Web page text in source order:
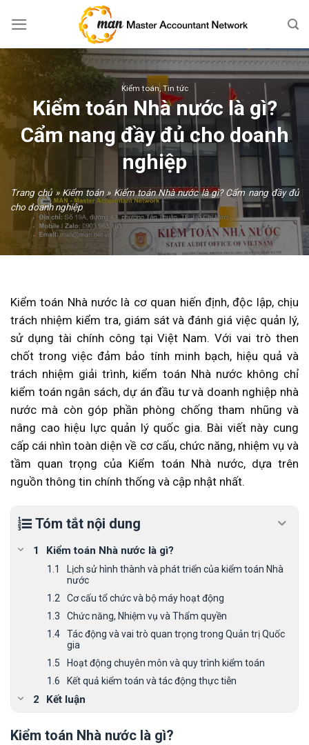
Kiểm toán,Tin tức
Kiểm toán Nhà nước là gì?
Cẩm nang đầy đủ cho doanh
nghiệp
Trang chủ» Kiểm toán» Kiểm toán Nhà nước là gì? Cẩm nang đầy đủ
cho doanh nghiệp
Kiểm toán Nhà nước là cơ quan hiến định, độc lập, chịu
trách nhiệm kiểm tra, giám sát và đánh giá việc quản lý,
sử dụng tài chính công tại Việt Nam. Với vai trò then
chốt trong việc đảm bảo tính minh bạch, hiệu quả và
trách nhiệm giải trình, kiểm toán Nhà nước không chỉ
kiểm toán ngân sách, dự án đầu tư và doanh nghiệp nhà
nước mà còn góp phần phòng chống tham nhũng và
nâng cao hiệu lực quản lý quốc gia. Bài viết này cung
cấp cái nhìn toàn diện về cơ cấu, chức năng, nhiệm vụ và
tầm quan trọng của Kiểm toán Nhà nước, dựa trên
nguồn thông tin chính thống và cập nhật nhất.
Tóm tắt nội dung
Kiểm toán Nhà nước là gì?
Lịch sử hình thành và phát triển của kiểm toán Nhà
nước
Cơ cấu tổ chức và bộ máy hoạt động
Chức năng, Nhiệm vụ và Thẩm quyền
Tác động và vai trò quan trọng trong Quản trị Quốc
gia
Hoạt động chuyên môn và quy trình kiểm toán
Kết quả kiểm toán và tác động thực tiễn
Kết luận
Network
Kiểm toán Nhà nước là gì?